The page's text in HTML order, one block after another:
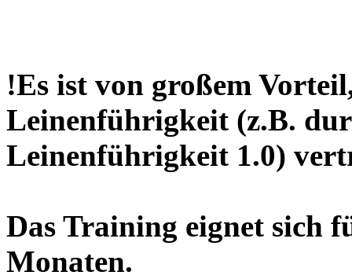
!Es ist von großem
Leinenführigkeit (z.B.
Leinenführigkeit 1.0)
Das Training eignet sich
Monaten.